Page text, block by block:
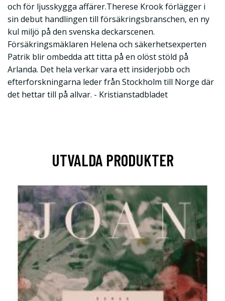
och för ljusskygga affärer.Therese Krook förlägger i
sin debut handlingen till försäkringsbranschen, en ny
kul miljö på den svenska deckarscenen.
Försäkringsmäklaren Helena och säkerhetsexperten
Patrik blir ombedda att titta på en olöst stöld på
Arlanda. Det hela verkar vara ett insiderjobb och
efterforskningarna leder från Stockholm till Norge där
det hettar till på allvar. - Kristianstadbladet
UTVALDA PRODUKTER